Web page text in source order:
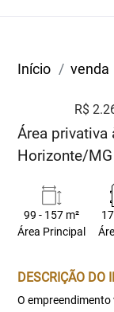
Início venda
R$
Área privativa
Horizonte/MG
99 - 157 m²
Área Principal
DESCRIÇÃO DO
O